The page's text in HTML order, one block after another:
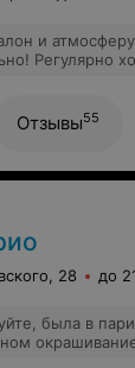
и
Регулярно
Отзывы55
28 до
была в